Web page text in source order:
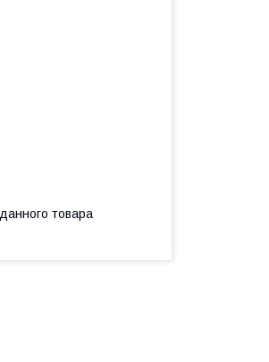
товара